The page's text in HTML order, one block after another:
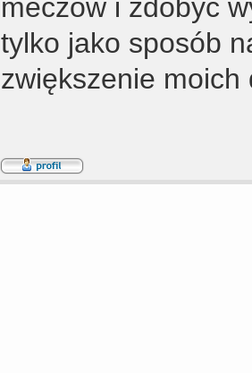
meczów i zdobyć
tylko jako sposób
zwiększenie moich